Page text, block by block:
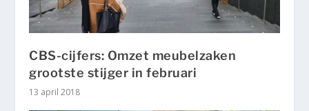
CBS-cijfers: Omzet meubelzaken
grootste stijger in februari
13 april 2018